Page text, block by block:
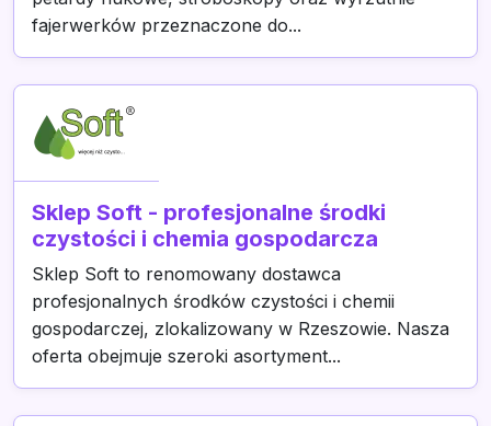
fajerwerków przeznaczone do...
Sklep Soft - profesjonalne środki
czystości i chemia gospodarcza
Sklep Soft to renomowany dostawca
profesjonalnych środków czystości i chemii
gospodarczej, zlokalizowany w Rzeszowie. Nasza
oferta obejmuje szeroki asortyment...